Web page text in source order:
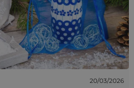
20/03/2026